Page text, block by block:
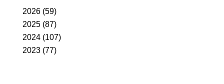
2026 (59)
2025 (87)
2024 (107)
2023 (77)